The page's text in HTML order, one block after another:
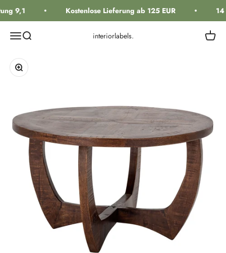
9,1 Kostenlose Lieferung ab 125 EUR
Navigationsmenü öffnen
Suche öffnen interiorlabels.
Bild vergrößern